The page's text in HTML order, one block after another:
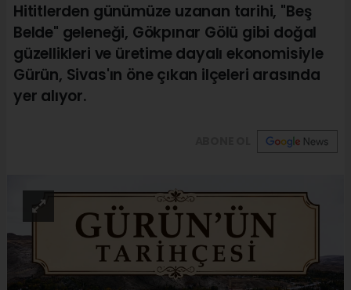
Hititlerden günümüze uzanan tarihi, "Beş
Belde" geleneği, Gökpınar Gölü gibi doğal
güzellikleri ve üretime dayalı ekonomisiyle
Gürün, Sivas'ın öne çıkan ilçeleri arasında
yer alıyor.